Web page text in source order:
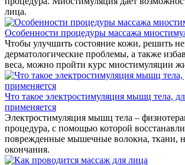
лица.
Особенности процедуры массажа
Чтобы улучшить состояние кожи, решить
дерматологические проблемы, а также
веса, можно пройти курс миостимуляции
Что такое электростимуляция мышц тела,
применяется
Электростимуляция мышц тела –
процедура, с помощью которой
поврежденные мышечные волокна, ткани,
окончания.